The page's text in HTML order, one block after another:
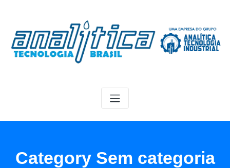
Category Sem categoria